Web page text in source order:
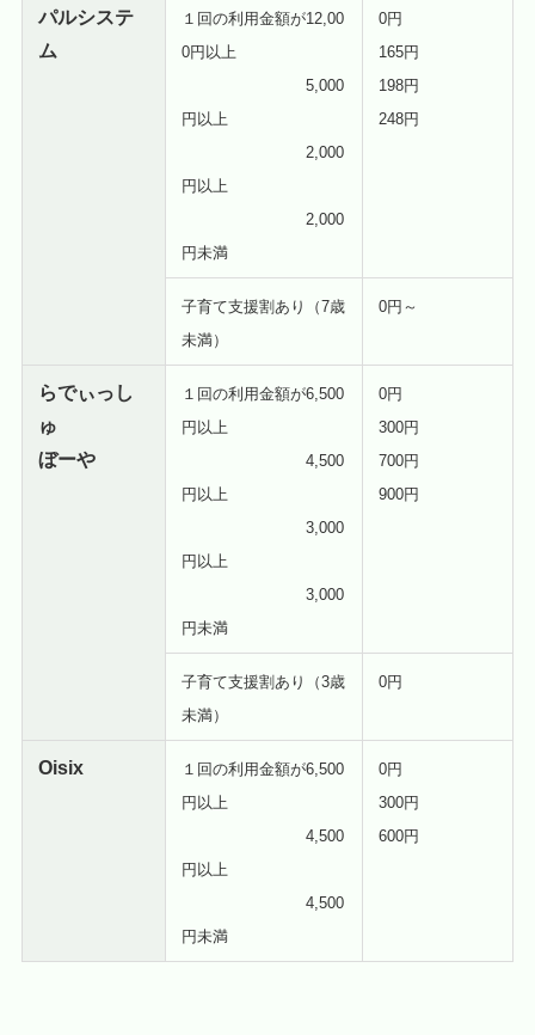
パルシステ
ム
１回の利用金額が12,00
0円以上
5,000
円以上
2,000
円以上
2,000
円未満
0円
165円
198円
248円
子育て支援割あり（7歳
未満）
0円～
らでぃっし
ゅ
ぼーや
１回の利用金額が6,500
円以上
4,500
円以上
3,000
円以上
3,000
円未満
0円
300円
700円
900円
子育て支援割あり（3歳
未満）
0円
Oisix
１回の利用金額が6,500
円以上
4,500
円以上
4,500
円未満
0円
300円
600円